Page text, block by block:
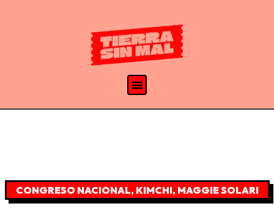
CONGRESO NACIONAL, KIMCHI, MAGGIE SOLARI